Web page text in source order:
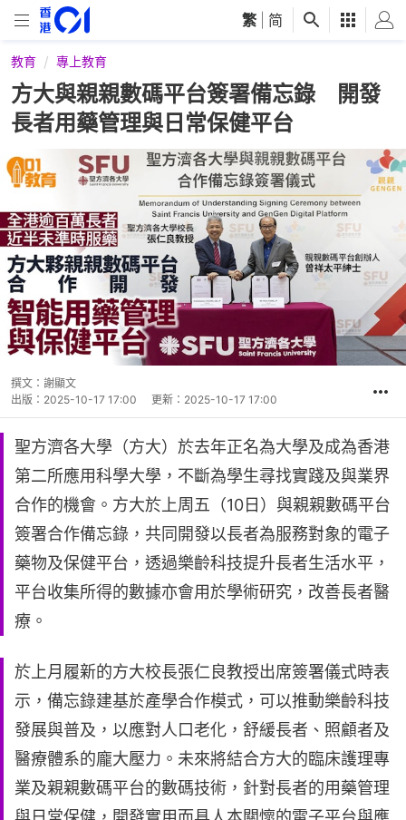
繁 简
教育 專上教育
方大與親親數碼平台簽署備忘錄 開發
長者用藥管理與日常保健平台
撰文： 謝顯文
出版： 2025-10-17 17:00 更新： 2025-10-17 17:00
聖方濟各大學（方大）於去年正名為大學及成為香港
第二所應用科學大學，不斷為學生尋找實踐及與業界
合作的機會。方大於上周五（10日）與親親數碼平台
簽署合作備忘錄，共同開發以長者為服務對象的電子
藥物及保健平台，透過樂齡科技提升長者生活水平，
平台收集所得的數據亦會用於學術研究，改善長者醫
療。
於上月履新的方大校長張仁良教授出席簽署儀式時表
示，備忘錄建基於產學合作模式，可以推動樂齡科技
發展與普及，以應對人口老化，舒緩長者、照顧者及
醫療體系的龐大壓力。未來將結合方大的臨床護理專
業及親親數碼平台的數碼技術，針對長者的用藥管理